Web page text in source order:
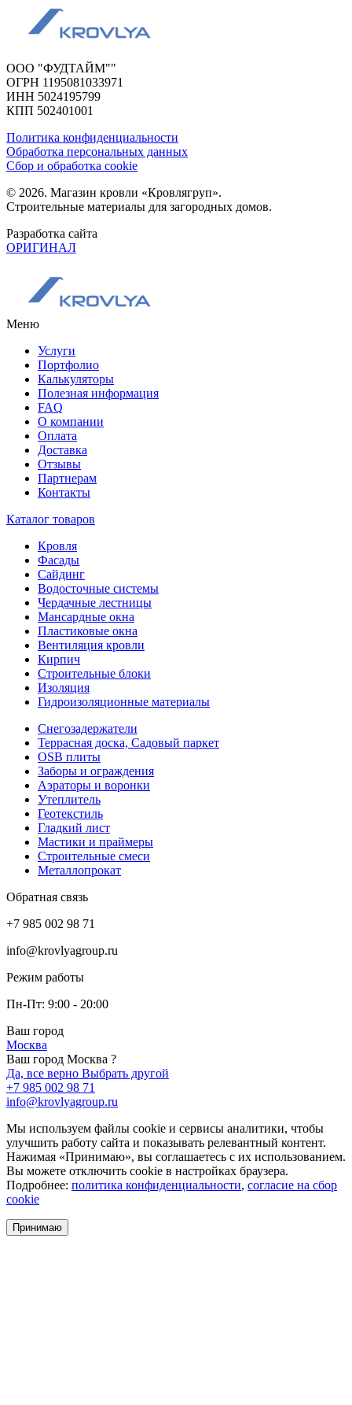
ООО "ФУДТАЙМ""
ОГРН 1195081033971
ИНН 5024195799
КПП 502401001
Политика конфиденциальности
Обработка персональных данных
Сбор и обработка cookie
© 2026. Магазин кровли «Кровлягруп».
Строительные материалы для загородных домов.
Разработка сайта
ОРИГИНАЛ
Меню
Услуги
Портфолио
Калькуляторы
Полезная информация
FAQ
О компании
Оплата
Доставка
Отзывы
Партнерам
Контакты
Каталог товаров
Кровля
Фасады
Сайдинг
Водосточные системы
Чердачные лестницы
Мансардные окна
Пластиковые окна
Вентиляция кровли
Кирпич
Строительные блоки
Изоляция
Гидроизоляционные материалы
Снегозадержатели
Террасная доска, Садовый паркет
OSB плиты
Заборы и ограждения
Аэраторы и воронки
Утеплитель
Геотекстиль
Гладкий лист
Мастики и праймеры
Строительные смеси
Металлопрокат
Обратная связь
+7 985 002 98 71
info@krovlyagroup.ru
Режим работы
Пн-Пт: 9:00 - 20:00
Ваш город
Москва
Ваш город Москва ?
Да, все верно Выбрать другой
+7 985 002 98 71
info@krovlyagroup.ru
Мы используем файлы cookie и сервисы аналитики, чтобы
улучшить работу сайта и показывать релевантный контент.
Нажимая «Принимаю», вы соглашаетесь с их использованием.
Вы можете отключить cookie в настройках браузера.
Подробнее: политика конфиденциальности, согласие на сбор
cookie
Принимаю